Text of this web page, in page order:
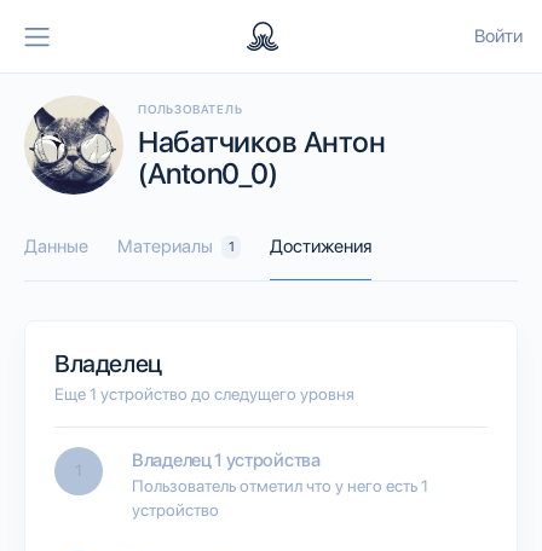
Войти
ПОЛЬЗОВАТЕЛЬ
Набатчиков Антон
(Anton0_0)
Данные Материалы 1 Достижения
Владелец
Еще 1 устройство до следущего уровня
1 Владелец 1 устройства
Пользователь отметил что у него есть 1
устройство